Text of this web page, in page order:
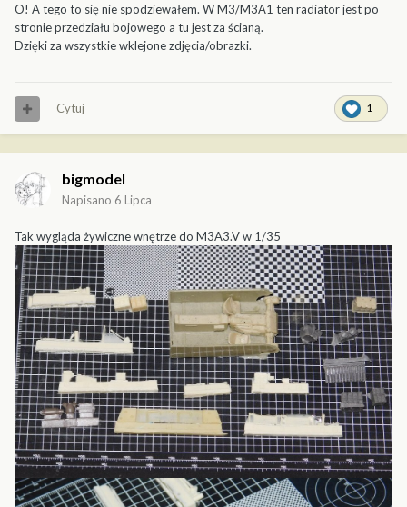
O! A tego to się nie spodziewałem. W M3/M3A1 ten radiator jest po
stronie przedziału bojowego a tu jest za ścianą.
Dzięki za wszystkie wklejone zdjęcia/obrazki.
1
Cytuj
bigmodel
Napisano 6 Lipca
Tak wygląda żywiczne wnętrze do M3A3.V w 1/35